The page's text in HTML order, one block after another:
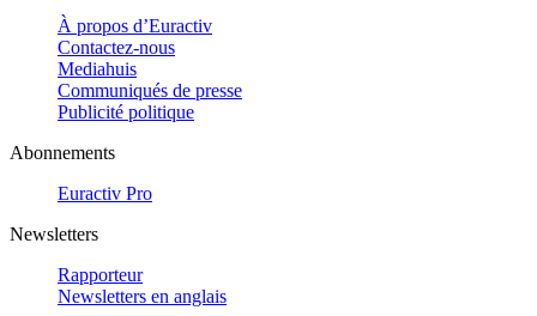
À propos d’Euractiv
Contactez-nous
Mediahuis
Communiqués de presse
Publicité politique
Abonnements
Euractiv Pro
Newsletters
Rapporteur
Newsletters en anglais